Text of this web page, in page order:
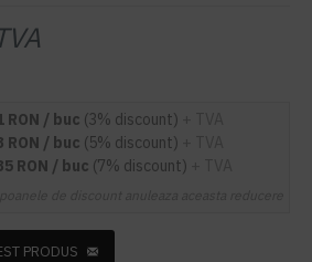
RON / buc (3% discount)
RON / buc (5% discount)
RON / buc (7% discount)
PRODUS